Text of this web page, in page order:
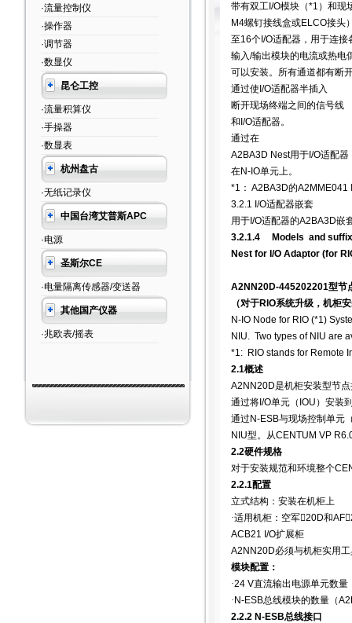
·流量控制仪
·操作器
·调节器
·数显仪
昆仑工控
·流量积算仪
·手操器
·数显表
杭州盘古
·无纸记录仪
中国台湾艾普斯APC
·电源
圣斯尔CE
·电量隔离传感器/变送器
其他国产仪器
·兆欧表/摇表
带有双工 I/O模块（*1 ）和现
M4螺钉接线盒或ELCO接头
至16个 I/O适配器，用于连接
输入/输出模块的电流或热电
可以安装。所有通道都有断
通过使 I/O适配器半插入
断开现场终端之间的信号线
和 I/O适配器。
通过在
A2BA3D Nest用于 I/O适配器
在N-IO单元上。
*1 ： A2BA3D的A2MME041
3.2.1 I/O适配器嵌套
用于 I/O适配器的A2BA3D嵌
3.2.1.4
Models and suffix
Nest for I/O Adaptor (for
A2NN20D-445202201型节
（对于RIO系统升级，机柜
N-IO Node for RIO (*1)
NIU. Two types of NIU are
*1: RIO stands for Remote
2.1概述
A2NN20D是机柜安装型节
通过将 I/O单元（ IOU ）安装
通过 N-ESB与现场控制单元
NIU型。从CENTUM VP
2.2硬件规格
对于安装规范和环境整个
2.2.1配置
立式结构：安装在机柜上
·适用机柜：空军20D和
ACB21 I/O扩展柜
A2NN20D必须与机柜实用
模块配置：
·24 V直流输出电源单元数量
· N-ESB总线模块的数量（
2.2.2 N-ESB总线接口